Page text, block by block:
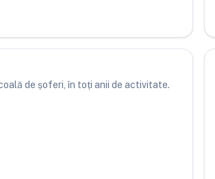
de șoferi, în toți anii de activitate.